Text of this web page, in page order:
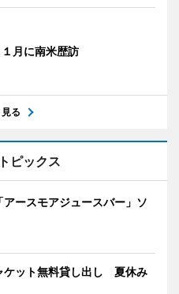
月に南米歴訪
る
ピックス
ースモアジュースバー」ソ
ケット無料貸し出し 夏休み